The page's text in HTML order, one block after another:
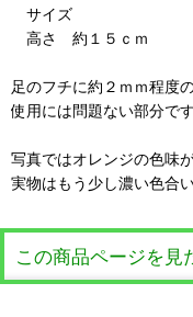
サイズ
高さ 約１５ｃｍ
足のフチに約２ｍｍ程度
使用には問題ない部分で
写真ではオレンジの色味
実物はもう少し濃い色合
この商品ページを見